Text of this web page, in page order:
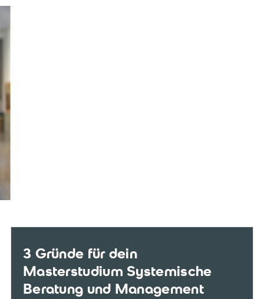
3 Gründe für dein
Masterstudium Systemische
Beratung und Management